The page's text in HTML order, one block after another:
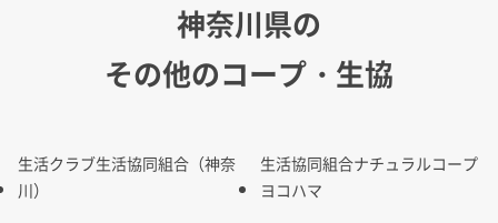
神奈川県の
その他のコープ・生協
生活クラブ生活協同組合（神奈
川）
生活協同組合ナチュラルコープ
ヨコハマ